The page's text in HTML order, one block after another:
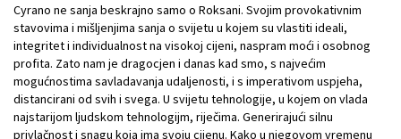
Cyrano ne sanja beskrajno samo o Roksani. Svojim provokativnim
stavovima i mišljenjima sanja o svijetu u kojem su vlastiti ideali,
integritet i individualnost na visokoj cijeni, naspram moći i osobnog
profita. Zato nam je dragocjen i danas kad smo, s najvećim
mogućnostima savladavanja udaljenosti, i s imperativom uspjeha,
distancirani od svih i svega. U svijetu tehnologije, u kojem on vlada
najstarijom ljudskom tehnologijm, riječima. Generirajući silnu
privlačnost i snagu koja ima svoju cijenu. Kako u njegovom vremenu